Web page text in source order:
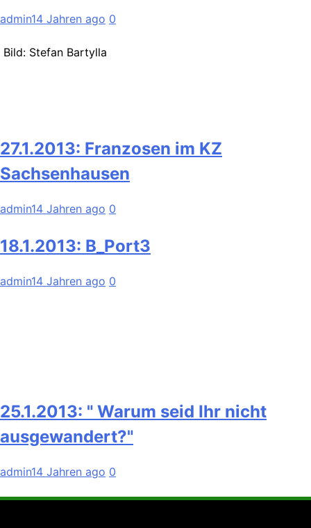
admin14 Jahren ago 0
Bild: Stefan Bartylla
27.1.2013: Franzosen im KZ
Sachsenhausen
admin14 Jahren ago 0
18.1.2013: B_Port3
admin14 Jahren ago 0
25.1.2013: " Warum seid Ihr nicht
ausgewandert?"
admin14 Jahren ago 0